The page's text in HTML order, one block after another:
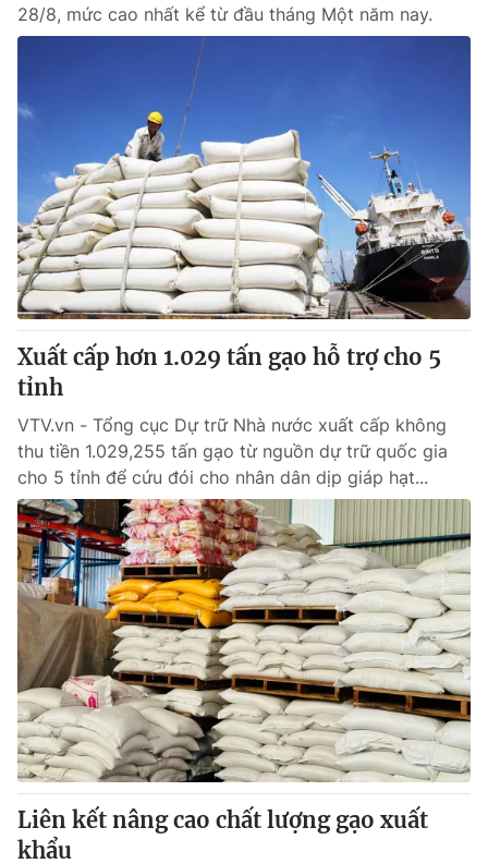
Video Shorts video
VTV Sức khoẻ Bất động sản
Thị trường 24h Tấm lòng Việt
VTV4 Vươn mình bằng AI
VTV9 VTV8
THỜI BÁO VTV
Theo dõi báo trên
Cơ quan chủ quản:Đài Truyền hình Việt Nam
Cơ quan báo chí:Thời báo VTV
Giấy phép hoạt động báo in và báo điện tử số 483/GP-BTTTT
cấp ngày 29/12/2023
Tổng Biên tập:Vũ Thanh Thủy
Phó Tổng Biên tập:Nguyễn Thị Mỹ Hạnh, Phạm Quốc Thắng,
Nguyễn Trọng Ninh
Tổng đài VTV:
28/8, mức cao nhất kể từ đầu tháng Một năm nay.
Xuất cấp hơn 1.029 tấn gạo hỗ trợ cho 5
tỉnh
VTV.vn - Tổng cục Dự trữ Nhà nước xuất cấp không
thu tiền 1.029,255 tấn gạo từ nguồn dự trữ quốc gia
cho 5 tỉnh để cứu đói cho nhân dân dịp giáp hạt...
Liên kết nâng cao chất lượng gạo xuất
khẩu